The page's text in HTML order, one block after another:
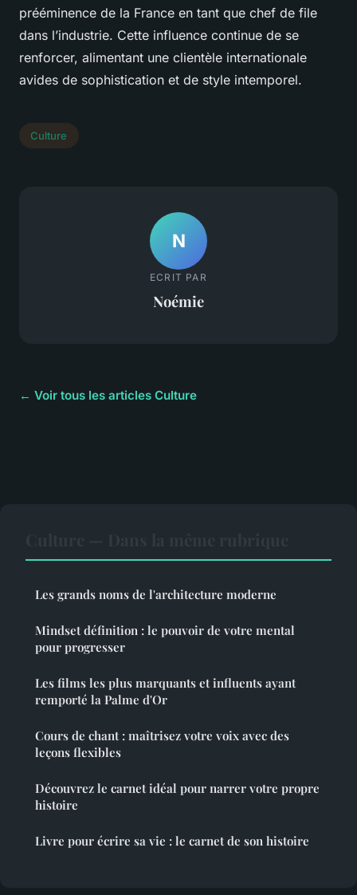
prééminence de la France en tant que chef de file
dans l’industrie. Cette influence continue de se
renforcer, alimentant une clientèle internationale
avides de sophistication et de style intemporel.
Culture
N
ECRIT PAR
Noémie
← Voir tous les articles Culture
Les grands noms de l'architecture moderne
Mindset définition : le pouvoir de votre mental
pour progresser
Les films les plus marquants et influents ayant
remporté la Palme d'Or
Cours de chant : maîtrisez votre voix avec des
leçons flexibles
Découvrez le carnet idéal pour narrer votre propre
histoire
Livre pour écrire sa vie : le carnet de son histoire